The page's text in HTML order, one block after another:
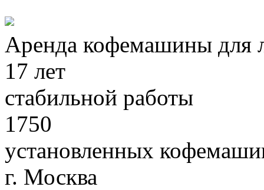
Аренда кофемашины для
17 лет
стабильной работы
1750
установленных
г. Москва